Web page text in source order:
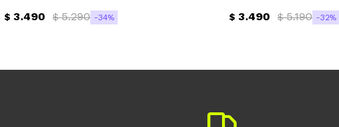
$ 3.490 $ 5.290 34 $ 3.490 $ 5.190 32
Continuar